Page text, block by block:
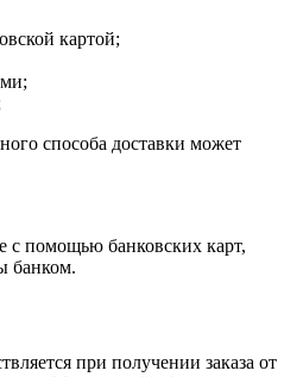
картой;
способа доставки может
с помощью банковских карт,
банком.
при получении заказа от